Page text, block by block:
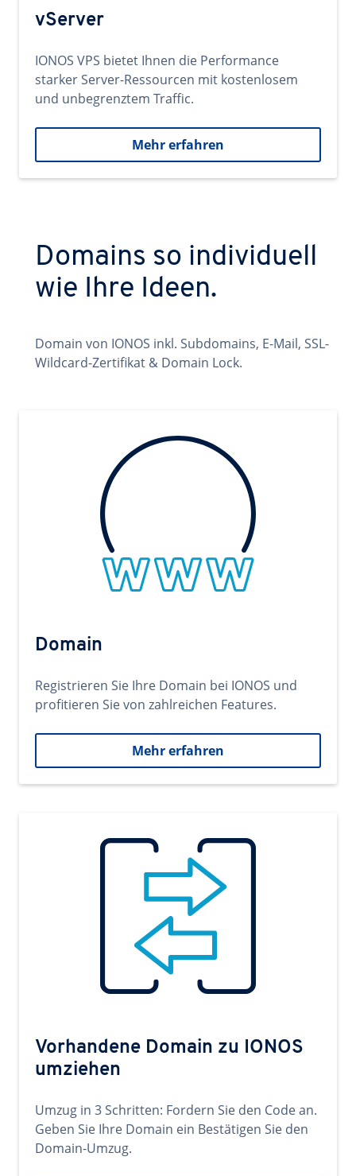
vServer
IONOS VPS bietet Ihnen die Performance
starker Server-Ressourcen mit kostenlosem
und unbegrenztem Traffic.
Mehr erfahren
Domains so individuell
wie Ihre Ideen.
Domain von IONOS inkl. Subdomains, E-Mail, SSL-
Wildcard-Zertifikat & Domain Lock.
Domain
Registrieren Sie Ihre Domain bei IONOS und
profitieren Sie von zahlreichen Features.
Mehr erfahren
Vorhandene Domain zu IONOS
umziehen
Umzug in 3 Schritten: Fordern Sie den Code an.
Geben Sie Ihre Domain ein Bestätigen Sie den
Domain-Umzug.